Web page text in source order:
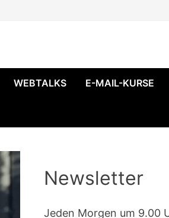
WEBTALKS E-MAIL-KURSE
Newsletter
Jeden Morgen um 9.00